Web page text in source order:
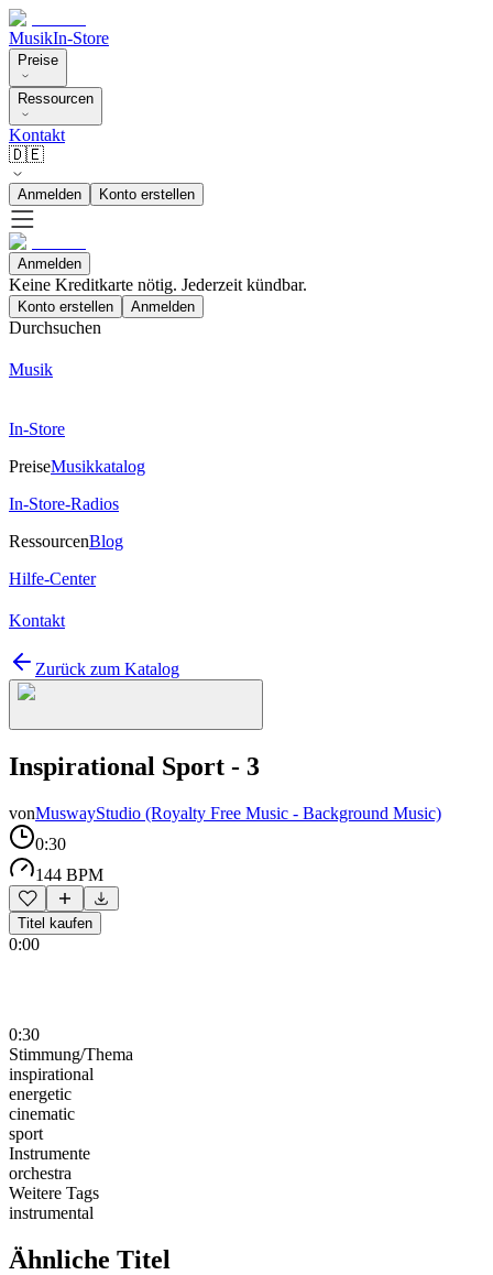
MusikIn-Store
Preise
Ressourcen
Kontakt
🇩🇪
Anmelden Konto erstellen
Anmelden
Keine Kreditkarte nötig. Jederzeit kündbar.
Konto erstellen Anmelden
Durchsuchen
Musik
In-Store
PreiseMusikkatalog
In-Store-Radios
RessourcenBlog
Hilfe-Center
Kontakt
Zurück zum Katalog
Inspirational Sport - 3
vonMuswayStudio (Royalty Free Music - Background Music)
0:30
144 BPM
Titel kaufen
0:00
0:30
Stimmung/Thema
inspirational
energetic
cinematic
sport
Instrumente
orchestra
Weitere Tags
instrumental
Ähnliche Titel